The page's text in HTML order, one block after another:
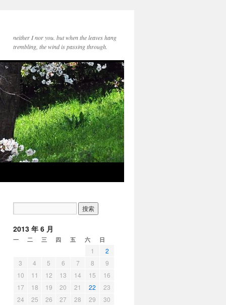
neither I nor you. but when the leaves hang
trembling, the wind is passing through.
2013 年 6 月
一 二 三 四 五 六 日
1
2
3
4 5 6 7 8
9
10
11 12 13 14 15
16
17
18 19 20 21 22
23
24
25 26 27 28 29
30